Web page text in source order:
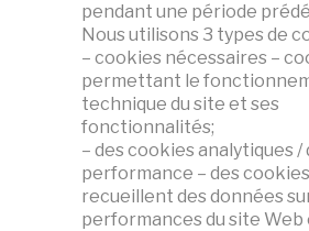
pendant une période
Nous utilisons 3 types de
– cookies nécessaires –
permettant le
technique du site et ses
fonctionnalités;
– des cookies analytiques /
performance – des
recueillent des données
performances du site Web